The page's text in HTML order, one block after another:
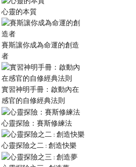
心靈的本質
賽斯讓你成為命運的創造
者
實習神明手冊：啟動內在
感官的自修經典法則
心靈探險：賽斯修練法
心靈探險之二 : 創造快樂